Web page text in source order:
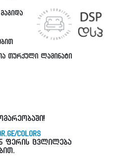
თურქული ლამინატი
colors
ფერის ცვლილება